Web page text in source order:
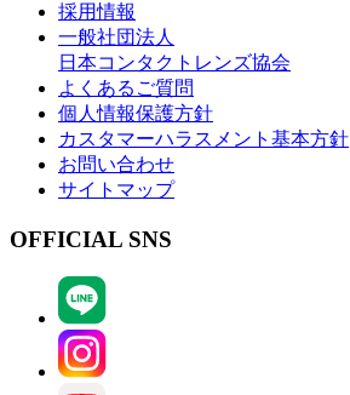
採用情報
一般社団法人
日本コンタクトレンズ協会
よくあるご質問
個人情報保護方針
カスタマーハラスメント基本方針
お問い合わせ
サイトマップ
OFFICIAL SNS